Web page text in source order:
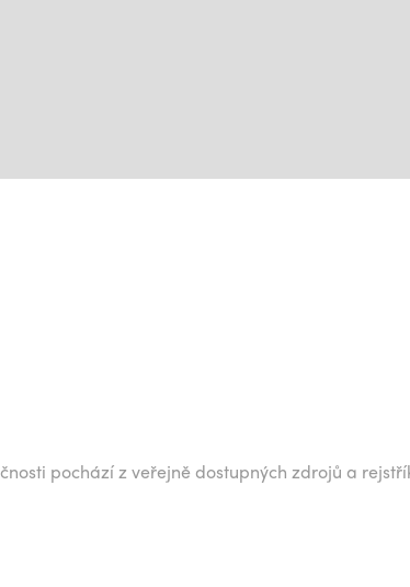
pochází z veřejně dostupných zdrojů a